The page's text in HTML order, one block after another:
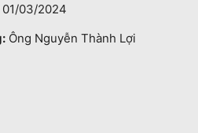
01/03/2024
Ông Nguyễn Thành Lợi